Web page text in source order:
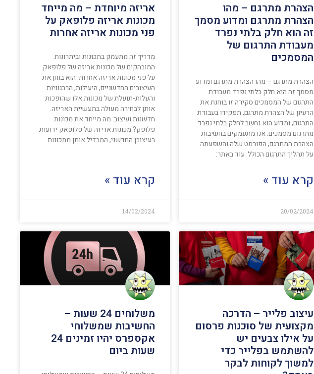
הצהרת מתרגם – מהו
הצהרת מתרגם ומדוע מסמך
זה הוא חלק בלתי נפרד
מעבודת התרגום של
המסמכים
הצהרת מתרגם – מהו הצהרת מתרגם ומדוע
מסמך זה הוא חלק בלתי נפרד מעבודת
התרגום של המסמכים סקירה זו בוחנת את
הרעיון של הצהרת מתרגם, תפקידו בעבודת
התרגום, ומדוע הוא נחשב לחלק בלתי נפרד
מתרגום מסמכים. אנו מתעמקים בחשיבות
הצהרת המתרגם, הפורמט שלה והשפעתה
על תהליך התרגום הכולל. עוד באתר:
קרא עוד »
20/02/2024
אריזה מיוחדת – מה מייחד
מכונות אריזה פלופאק על
פני מכונות אריזה אחרות
מדריך זה מתעמק בתכונות וביתרונות
המובהקים של מכונות אריזה של פלופאק
על פני מכונות אריזה אחרות. הוא בוחן את
העיצובים החדשניים, היעילות, הרבגוניות
והעלות-תועלת של מכונות אלו שהופכות
אותן לבחירה מעולה בתעשיית האריזה.
חדשנות ועיצוב: מה מייחד את מכונות
פלופק? מכונות אריזה של פלופאק ידועות
בעיצובן החדשני, המבדיל אותן ממכונות
קרא עוד »
14/02/2024
עיצוב פלייר – הדרכה
מקצועית של סוכנות פרסום
על אילו צבעים יש
להשתמש בפלייר כדי
למשוך לקוחות לבקר
משלוחים 24 שעות –
החשיבות שמשלוחי
אקספרס יהיו זמינים 24
שעות ביום